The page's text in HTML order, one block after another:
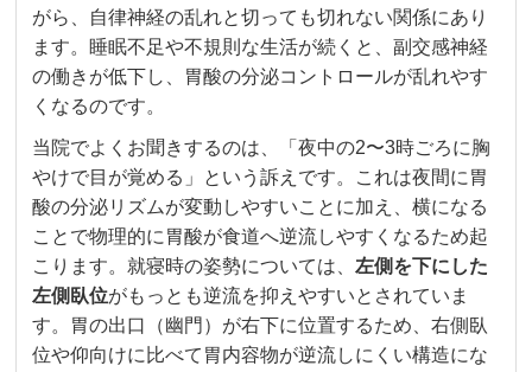
がら、自律神経の乱れと切っても切れない関係にあり
ます。睡眠不足や不規則な生活が続くと、副交感神経
の働きが低下し、胃酸の分泌コントロールが乱れやす
くなるのです。
当院でよくお聞きするのは、「夜中の2〜3時ごろに胸
やけで目が覚める」という訴えです。これは夜間に胃
酸の分泌リズムが変動しやすいことに加え、横になる
ことで物理的に胃酸が食道へ逆流しやすくなるため起
こります。就寝時の姿勢については、左側を下にした
左側臥位がもっとも逆流を抑えやすいとされていま
す。胃の出口（幽門）が右下に位置するため、右側臥
位や仰向けに比べて胃内容物が逆流しにくい構造にな